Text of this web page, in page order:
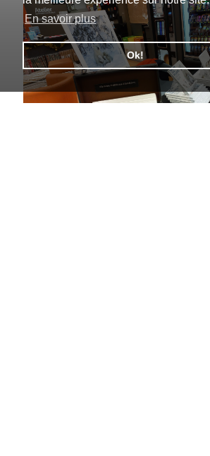
En savoir plus
Ok!